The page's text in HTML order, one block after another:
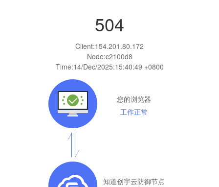
504
Client:154.201.80.172
Node:c2100d8
Time:14/Dec/2025:15:40:49 +0800
您的浏览器
工作正常
知道创宇云防御节点